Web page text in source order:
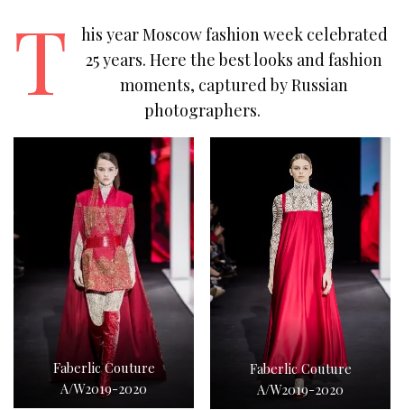
T
his year Moscow fashion week celebrated
25 years. Here the best looks and fashion
moments, captured by Russian
photographers.
Faberlic Couture
A/W2019-2020
Faberlic Couture
A/W2019-2020